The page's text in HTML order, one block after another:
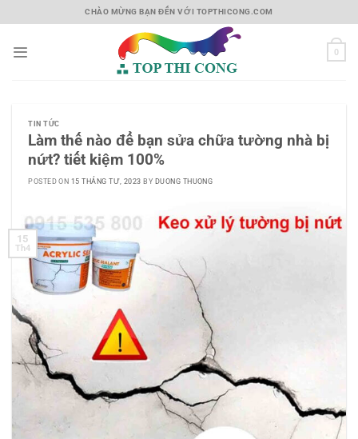
to
CHÀO MỪNG BẠN ĐẾN VỚI TOPTHICONG.COM
0
TIN TỨC
Làm thế nào để bạn sửa chữa tường nhà bị
nứt? tiết kiệm 100%
POSTED ON 15 THÁNG TƯ, 2023 BY DUONG THUONG
15
Th4